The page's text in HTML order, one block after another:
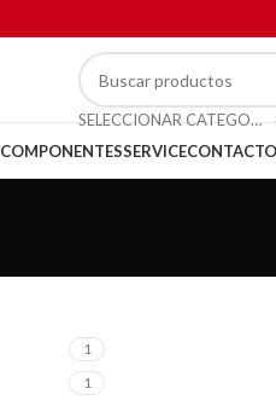
SELECCIONAR CATEGORÍA
COMPONENTESSERVICECONTACTO
1
1